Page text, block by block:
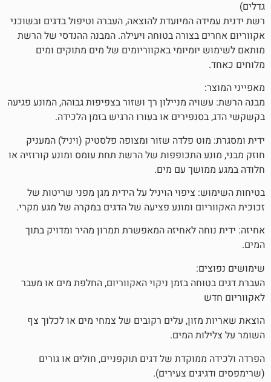
המיועדת להוצאה, העברה וטיפול בדגים ובשוכני
בצורה בטוחה ויעילה. המבנה ההנדסי של הרשת
באקווריומים של מים מתוקים ומים
מניילון רך ושזור בצפיפות גבוהה, המונע פגיעה
או בעורו הרגיש בזמן הלכידה.
פלדה שזור ומצופה פלסטיק (ויניל) המעניק
התכופפות של הרשת תחת עומס ומונע קורוזיה או
עם מים.
הויניל על הידית מגן מפני שריטות של
ומונע פציעה של הדגים במקרה של מגע מקרי.
לאחיזה המאפשרת תמרון מהיר ומדויק בתוך
בזמן ניקוי האקווריום, החלפת מים או מעבר
עלים רקובים של צמחי מים או לכלוך צף
המים.
של דגים תוקפניים, חולים או גורים
צעירים).